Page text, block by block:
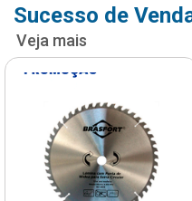
Sucesso de
Veja mais